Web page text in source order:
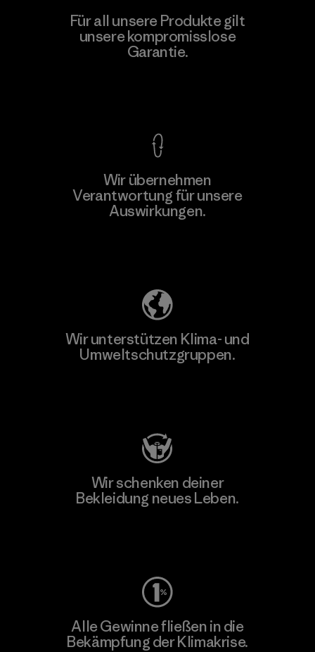
Teijin Frontier Co., Ltd.
Material-supplier
Für all unsere Produkte gilt
unsere kompromisslose
Garantie.
Wir übernehmen
Verantwortung für unsere
Auswirkungen.
Wir unterstützen Klima- und
Umweltschutzgruppen.
Wir schenken deiner
Bekleidung neues Leben.
Alle Gewinne fließen in die
Bekämpfung der Klimakrise.